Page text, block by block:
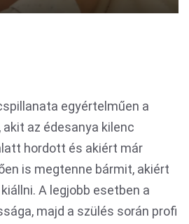
egyértelműen a
az édesanya kilenc
hordott és akiért már
is megtenne bármit, akiért
A legjobb esetben a
majd a szülés során profi